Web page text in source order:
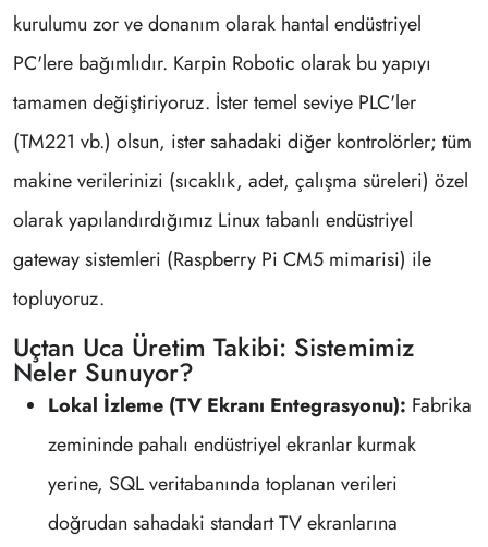
kurulumu zor ve donanım olarak hantal endüstriyel
PC'lere bağımlıdır. Karpin Robotic olarak bu yapıyı
tamamen değiştiriyoruz. İster temel seviye PLC'ler
(TM221 vb.) olsun, ister sahadaki diğer kontrolörler; tüm
makine verilerinizi (sıcaklık, adet, çalışma süreleri) özel
olarak yapılandırdığımız Linux tabanlı endüstriyel
gateway sistemleri (Raspberry Pi CM5 mimarisi) ile
topluyoruz.
Uçtan Uca Üretim Takibi: Sistemimiz
Neler Sunuyor?
Lokal İzleme (TV Ekranı Entegrasyonu): Fabrika
zemininde pahalı endüstriyel ekranlar kurmak
yerine, SQL veritabanında toplanan verileri
doğrudan sahadaki standart TV ekranlarına